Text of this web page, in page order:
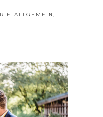
ALLGEMEIN ,